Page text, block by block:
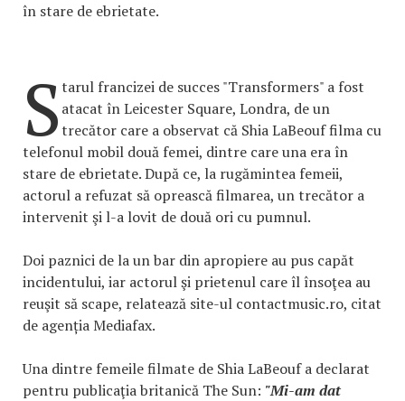
în stare de ebrietate.
Starul francizei de succes "Transformers" a fost
atacat în Leicester Square, Londra, de un
trecător care a observat că Shia LaBeouf filma cu
telefonul mobil două femei, dintre care una era în
stare de ebrietate. După ce, la rugămintea femeii,
actorul a refuzat să oprească filmarea, un trecător a
intervenit şi l-a lovit de două ori cu pumnul.
Doi paznici de la un bar din apropiere au pus capăt
incidentului, iar actorul şi prietenul care îl însoţea au
reuşit să scape, relatează site-ul contactmusic.ro, citat
de agenția Mediafax.
Una dintre femeile filmate de Shia LaBeouf a declarat
pentru publicaţia britanică The Sun: "Mi-am dat